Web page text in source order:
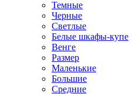
Темные
Черные
Светлые
Белые шкафы-купе
Венге
Размер
Маленькие
Большие
Средние